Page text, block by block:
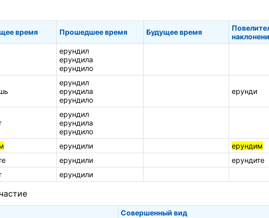
время Прошедшее время Будущее время
ерундил
ерундила
ерундило
ерундил
ерундила
ерундило
ерунди
ерундил
ерундила
ерундило
ерундили
ерундим
ерундили
ерундите
ерундили
Совершенный вид